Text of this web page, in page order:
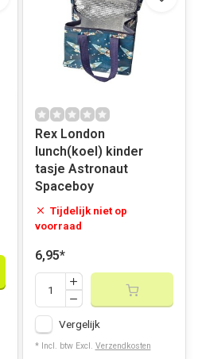
Rex London
lunch(koel) kinder
tasje Astronaut
Spaceboy
Tijdelijk niet op
voorraad
6,95*
Vergelijk
* Incl. btw Excl. Verzendkosten